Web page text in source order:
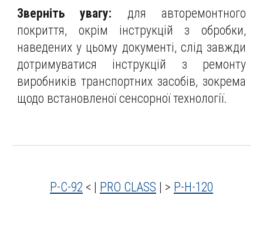
Зверніть увагу: для авторемонтного
покриття, окрім інструкцій з обробки,
наведених у цьому документі, слід завжди
дотримуватися інструкцій з ремонту
виробників транспортних засобів, зокрема
щодо встановленої сенсорної технології.
P-C-92 < | PRO CLASS | > P-H-120